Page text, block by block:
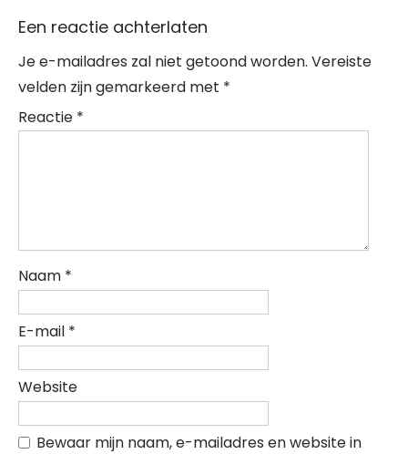
Een reactie achterlaten
Je e-mailadres zal niet getoond worden. Vereiste
velden zijn gemarkeerd met *
Reactie *
Naam *
E-mail *
Website
Bewaar mijn naam, e-mailadres en website in